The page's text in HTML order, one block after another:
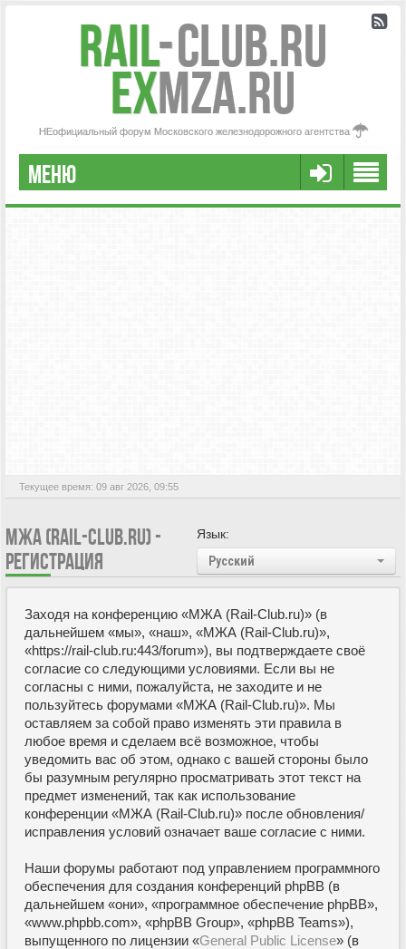
Rail-Club.RU
exMZA.RU
НЕофициальный форум Московского железнодорожного агентства
МЕНЮ
FAQ
Текущее время: 09 авг 2026, 09:55
Язык:
Русский
МЖА (RAIL-CLUB.RU) -
РЕГИСТРАЦИЯ
Заходя на конференцию «МЖА (Rail-Club.ru)» (в
дальнейшем «мы», «наш», «МЖА (Rail-Club.ru)»,
«https://rail-club.ru:443/forum»), вы подтверждаете своё
согласие со следующими условиями. Если вы не
согласны с ними, пожалуйста, не заходите и не
пользуйтесь форумами «МЖА (Rail-Club.ru)». Мы
оставляем за собой право изменять эти правила в
любое время и сделаем всё возможное, чтобы
уведомить вас об этом, однако с вашей стороны было
бы разумным регулярно просматривать этот текст на
предмет изменений, так как использование
конференции «МЖА (Rail-Club.ru)» после обновления/
исправления условий означает ваше согласие с ними.
Наши форумы работают под управлением программного
обеспечения для создания конференций phpBB (в
дальнейшем «они», «программное обеспечение phpBB»,
«www.phpbb.com», «phpBB Group», «phpBB Teams»),
выпущенного по лицензии «General Public License» (в